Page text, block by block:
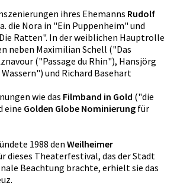
ihres Ehemanns Rudolf
die Nora in "Ein Puppenheim" und
Ratten". In der weiblichen Hauptrolle
neben Maximilian Schell ("Das
("Passage du Rhin"), Hansjörg
und Richard Basehart
wie das Filmband in Gold ("die
eine Golden Globe Nominierung für
1988 den Weilheimer
dieses Theaterfestival, das der Stadt
Beachtung brachte, erhielt sie das